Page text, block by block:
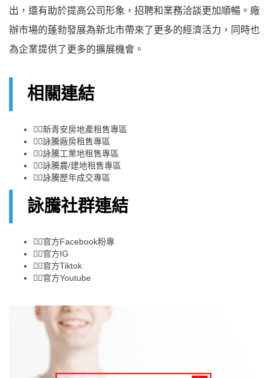
出，還有助於提高公司形象，招聘和業務洽談更加順暢。廠
辦市場的蓬勃發展為新北市帶來了更多的經濟活力，同時也
為企業提供了更多的擴展機會。
相關連結
👉🏻新青安房地產租售專區
👉🏻詠騰廠房租售專區
👉🏻詠騰工業地租售專區
👉🏻詠騰農/建地租售專區
👉🏻詠騰歷年成交專區
詠騰社群連結
👉🏻官方Facebook粉專
👉🏻官方IG
👉🏻官方Tiktok
👉🏻官方Youtube